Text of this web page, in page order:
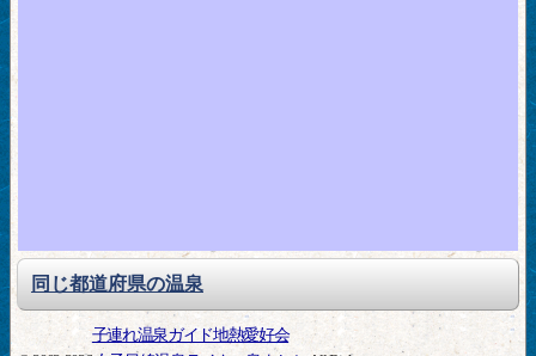
同じ都道府県の温泉